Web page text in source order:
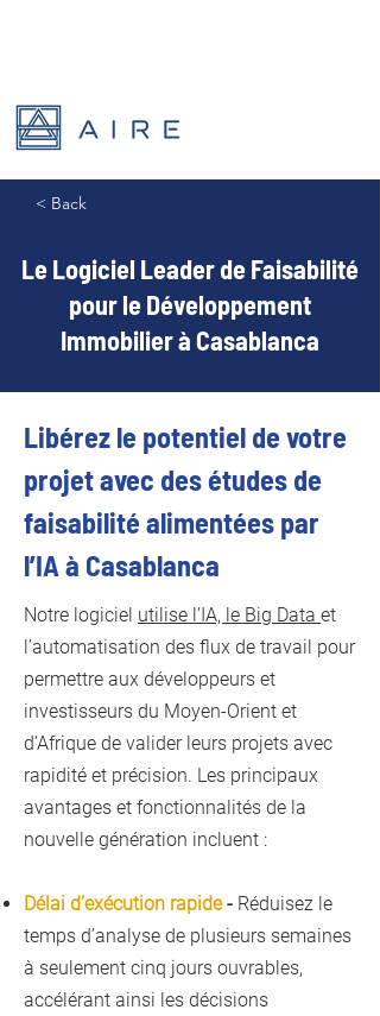
< Back
Le Logiciel Leader de Faisabilité
pour le Développement
Immobilier à Casablanca
Libérez le potentiel de votre
projet avec des études de
faisabilité alimentées par
l’IA à Casablanca
Notre logiciel utilise l’IA, le Big Data et
l’automatisation des flux de travail pour
permettre aux développeurs et
investisseurs du Moyen-Orient et
d’Afrique de valider leurs projets avec
rapidité et précision. Les principaux
avantages et fonctionnalités de la
nouvelle génération incluent :
Délai d’exécution rapide- Réduisez le
temps d’analyse de plusieurs semaines
à seulement cinq jours ouvrables,
accélérant ainsi les décisions